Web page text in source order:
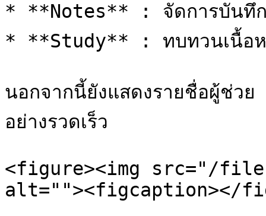
* **Notes** : จัดการบันทึก
* **Study** : ทบทวนเนื้อห
นอกจากนี้ยังแสดงรายชื่อผู้ช่ว
อย่างรวดเร็ว
<figure><img src="/
alt=""><figcaption></